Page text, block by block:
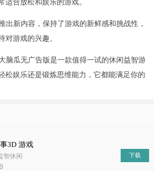
适合放松和娱乐的游戏。
出新内容，保持了游戏的新鲜感和挑战性，
对游戏的兴趣。
脑瓜无广告版是一款值得一试的休闲益智游
松娱乐还是锻炼思维能力，它都能满足你的
3D 游戏
智休闲
下载